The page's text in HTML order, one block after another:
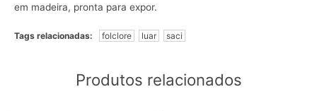
em madeira, pronta para expor.
Tags relacionadas: folclore luar saci
Produtos relacionados